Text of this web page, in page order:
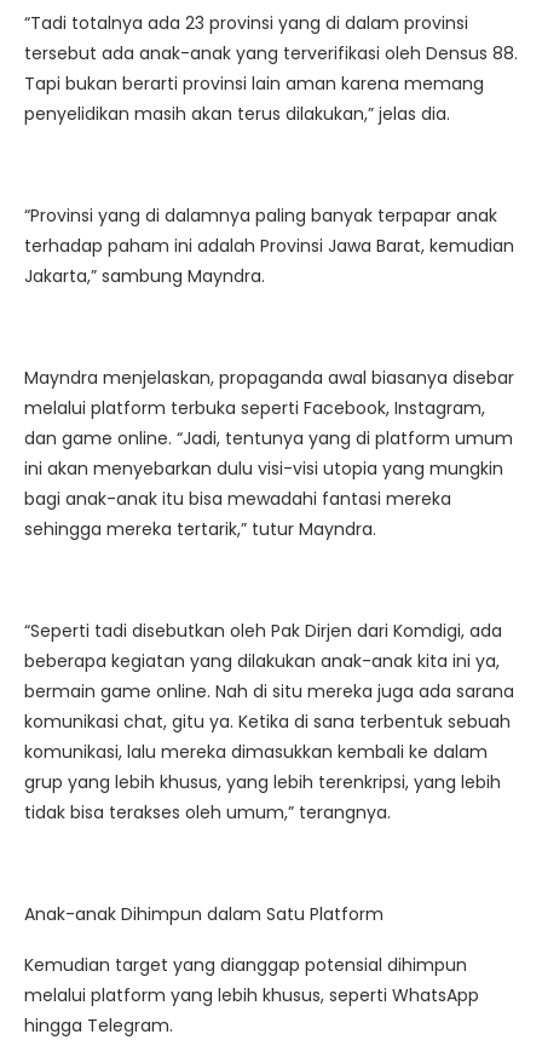
“Tadi totalnya ada 23 provinsi yang di dalam provinsi
tersebut ada anak-anak yang terverifikasi oleh Densus 88.
Tapi bukan berarti provinsi lain aman karena memang
penyelidikan masih akan terus dilakukan,” jelas dia.
“Provinsi yang di dalamnya paling banyak terpapar anak
terhadap paham ini adalah Provinsi Jawa Barat, kemudian
Jakarta,” sambung Mayndra.
Mayndra menjelaskan, propaganda awal biasanya disebar
melalui platform terbuka seperti Facebook, Instagram,
dan game online. “Jadi, tentunya yang di platform umum
ini akan menyebarkan dulu visi-visi utopia yang mungkin
bagi anak-anak itu bisa mewadahi fantasi mereka
sehingga mereka tertarik,” tutur Mayndra.
“Seperti tadi disebutkan oleh Pak Dirjen dari Komdigi, ada
beberapa kegiatan yang dilakukan anak-anak kita ini ya,
bermain game online. Nah di situ mereka juga ada sarana
komunikasi chat, gitu ya. Ketika di sana terbentuk sebuah
komunikasi, lalu mereka dimasukkan kembali ke dalam
grup yang lebih khusus, yang lebih terenkripsi, yang lebih
tidak bisa terakses oleh umum,” terangnya.
Anak-anak Dihimpun dalam Satu Platform
Kemudian target yang dianggap potensial dihimpun
melalui platform yang lebih khusus, seperti WhatsApp
hingga Telegram.